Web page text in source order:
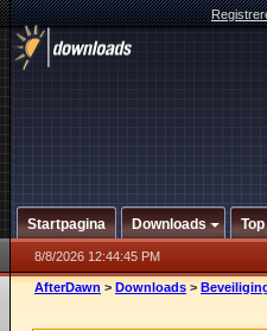
Startpagina Downloads
8/8/2026 12:44:45 PM
AfterDawn > Downloads >